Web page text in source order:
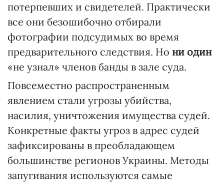
потерпевших и свидетелей. Практически
все они безошибочно отбирали
фотографии подсудимых во время
предварительного следствия. Но ни один
«не узнал» членов банды в зале суда.
Повсеместно распространенным
явлением стали угрозы убийства,
насилия, уничтожения имущества судей.
Конкретные факты угроз в адрес судей
зафиксированы в преобладающем
большинстве регионов Украины. Методы
запугивания используются самые